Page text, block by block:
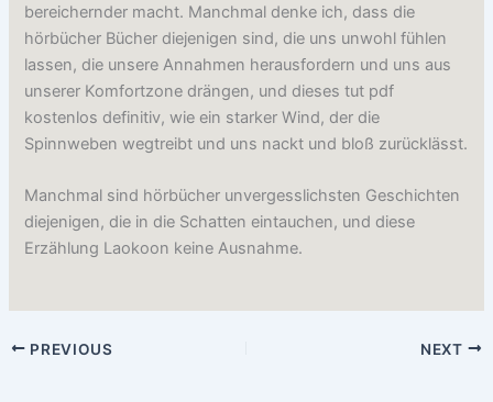
bereichernder macht. Manchmal denke ich, dass die
hörbücher Bücher diejenigen sind, die uns unwohl fühlen
lassen, die unsere Annahmen herausfordern und uns aus
unserer Komfortzone drängen, und dieses tut pdf
kostenlos definitiv, wie ein starker Wind, der die
Spinnweben wegtreibt und uns nackt und bloß zurücklässt.
Manchmal sind hörbücher unvergesslichsten Geschichten
diejenigen, die in die Schatten eintauchen, und diese
Erzählung Laokoon keine Ausnahme.
PREVIOUS NEXT